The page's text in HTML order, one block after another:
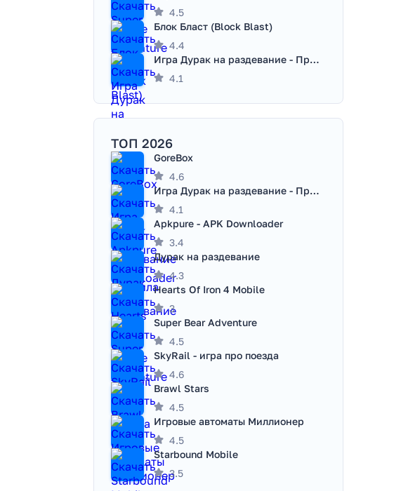
4.5
Блок Бласт (Block Blast)
4.4
Игра Дурак на раздевание - Правила игры
4.1
ТОП 2026
GoreBox
4.6
Игра Дурак на раздевание - Правила игры
4.1
Apkpure - APK Downloader
3.4
Дурак на раздевание
4.3
Hearts Of Iron 4 Mobile
3
Super Bear Adventure
4.5
SkyRail - игра про поезда
4.6
Brawl Stars
4.5
Игровые автоматы Миллионер
4.5
Starbound Mobile
3.5